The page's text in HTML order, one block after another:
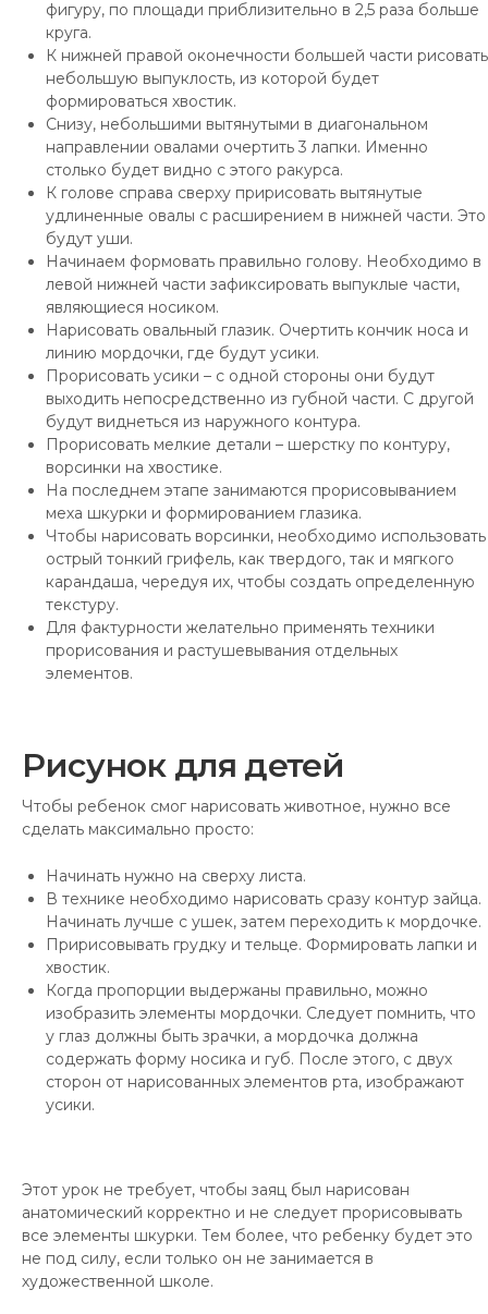
фигуру, по площади приблизительно в 2,5 раза больше
круга.
К нижней правой оконечности большей части рисовать
небольшую выпуклость, из которой будет
формироваться хвостик.
Снизу, небольшими вытянутыми в диагональном
направлении овалами очертить 3 лапки. Именно
столько будет видно с этого ракурса.
К голове справа сверху пририсовать вытянутые
удлиненные овалы с расширением в нижней части. Это
будут уши.
Начинаем формовать правильно голову. Необходимо в
левой нижней части зафиксировать выпуклые части,
являющиеся носиком.
Нарисовать овальный глазик. Очертить кончик носа и
линию мордочки, где будут усики.
Прорисовать усики – с одной стороны они будут
выходить непосредственно из губной части. С другой
будут виднеться из наружного контура.
Прорисовать мелкие детали – шерстку по контуру,
ворсинки на хвостике.
На последнем этапе занимаются прорисовыванием
меха шкурки и формированием глазика.
Чтобы нарисовать ворсинки, необходимо использовать
острый тонкий грифель, как твердого, так и мягкого
карандаша, чередуя их, чтобы создать определенную
текстуру.
Для фактурности желательно применять техники
прорисования и растушевывания отдельных
элементов.
Рисунок для детей
Чтобы ребенок смог нарисовать животное, нужно все
сделать максимально просто:
Начинать нужно на сверху листа.
В технике необходимо нарисовать сразу контур зайца.
Начинать лучше с ушек, затем переходить к мордочке.
Пририсовывать грудку и тельце. Формировать лапки и
хвостик.
Когда пропорции выдержаны правильно, можно
изобразить элементы мордочки. Следует помнить, что
у глаз должны быть зрачки, а мордочка должна
содержать форму носика и губ. После этого, с двух
сторон от нарисованных элементов рта, изображают
усики.
Этот урок не требует, чтобы заяц был нарисован
анатомический корректно и не следует прорисовывать
все элементы шкурки. Тем более, что ребенку будет это
не под силу, если только он не занимается в
художественной школе.